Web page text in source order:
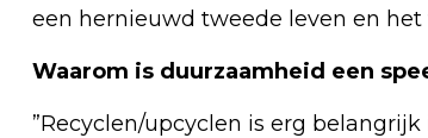
een hernieuwd tweede leven en
Waarom is duurzaamheid een
”Recyclen/upcyclen is erg